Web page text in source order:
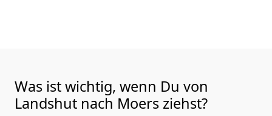
Was ist wichtig, wenn Du von
Landshut nach Moers ziehst?